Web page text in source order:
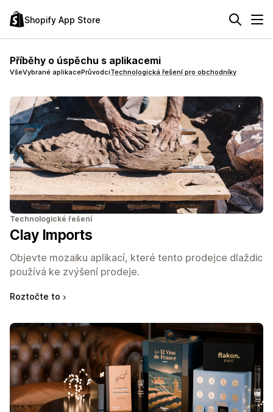
Shopify App Store
Příběhy o úspěchu s aplikacemi
VšeVybrané aplikacePrůvodciTechnologická řešení pro obchodníky
Technologické řešení
Clay Imports
Objevte mozaiku aplikací, které tento prodejce dlaždic
používá ke zvýšení prodeje.
Roztočte to